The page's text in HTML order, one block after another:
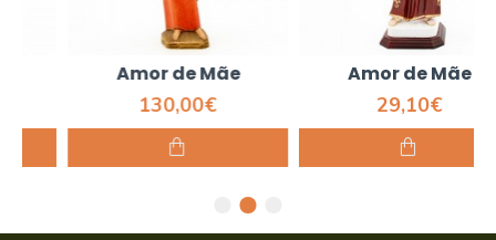
Amor de Mãe
130,00€
Amor de Mãe
29,10€